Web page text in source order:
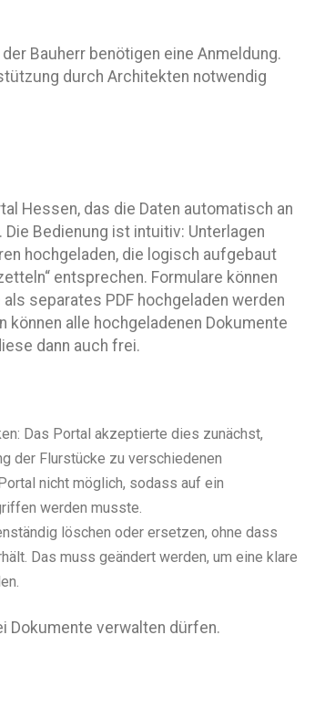
Bauherr benötigen eine Anmeldung.
durch Architekten notwendig
Hessen, das die Daten automatisch an
Bedienung ist intuitiv: Unterlagen
hochgeladen, die logisch aufgebaut
entsprechen. Formulare können
separates PDF hochgeladen werden
können alle hochgeladenen Dokumente
dann auch frei.
Das Portal akzeptierte dies zunächst,
der Flurstücke zu verschiedenen
nicht möglich, sodass auf ein
werden musste.
löschen oder ersetzen, ohne dass
Das muss geändert werden, um eine klare
Dokumente verwalten dürfen.